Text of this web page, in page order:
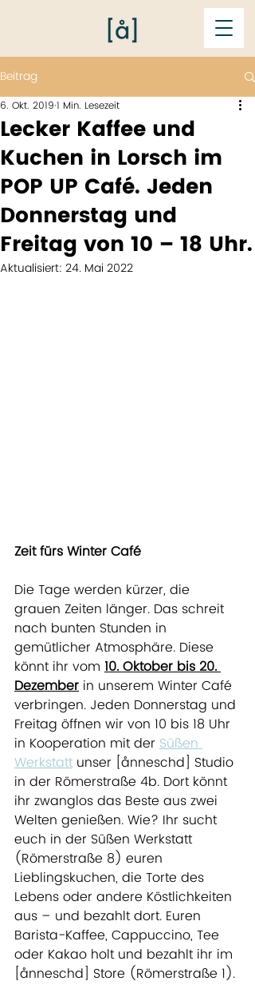
Beitrag
Lecker Kaffee und
Kuchen in Lorsch im
POP UP Café. Jeden
Donnerstag und
Freitag von 10 – 18 Uhr.
6. Okt. 2019 1 Min. Lesezeit
Aktualisiert: 24. Mai 2022
Zeit fürs Winter Café
Die Tage werden kürzer, die
grauen Zeiten länger. Das schreit
nach bunten Stunden in
gemütlicher Atmosphäre. Diese
könnt ihr vom 10. Oktober bis 20.
Dezember in unserem Winter Café
verbringen. Jeden Donnerstag und
Freitag öffnen wir von 10 bis 18 Uhr
in Kooperation mit der Süßen
Werkstatt unser [ånneschd] Studio
in der Römerstraße 4b. Dort könnt
ihr zwanglos das Beste aus zwei
Welten genießen. Wie? Ihr sucht
euch in der Süßen Werkstatt
(Römerstraße 8) euren
Lieblingskuchen, die Torte des
Lebens oder andere Köstlichkeiten
aus – und bezahlt dort. Euren
Barista-Kaffee, Cappuccino, Tee
oder Kakao holt und bezahlt ihr im
[ånneschd] Store (Römerstraße 1).